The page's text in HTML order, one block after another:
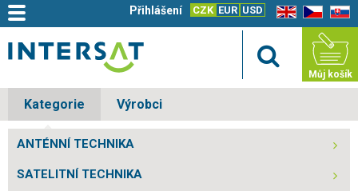
EN CZ SK
CZK EUR USD
Přihlášení
Můj košík
Kategorie Výrobci
ANTÉNNÍ TECHNIKA
SATELITNÍ TECHNIKA